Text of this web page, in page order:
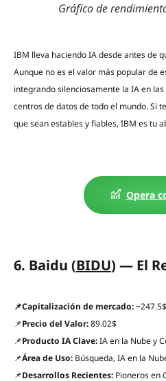
Gráfico de
IBM lleva haciendo IA desde antes de
Aunque no es el valor más popular de
integrando silenciosamente la IA en
centros de datos de todo el mundo. Si
que sean estables y fiables, IBM es tu
Opera
6. Baidu (BIDU) — El
📌Capitalización de mercado:
📌Precio del Valor:89.02$
📌Producto IA Clave:IA en la Nube y
📌Área de Uso: Búsqueda, IA en la
📌Desarrollos Recientes: Pioneros en